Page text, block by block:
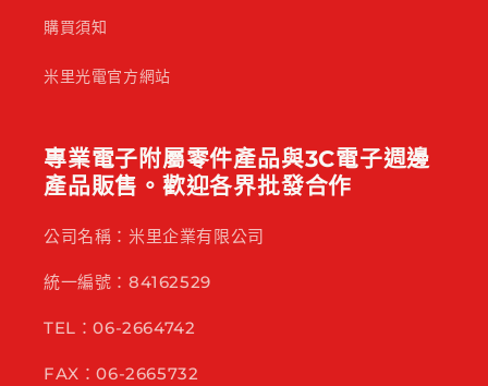
購買須知
米里光電官方網站
專業電子附屬零件產品與3C電子週邊
產品販售。歡迎各界批發合作
公司名稱：米里企業有限公司
統一編號：84162529
TEL：06-2664742
FAX：06-2665732